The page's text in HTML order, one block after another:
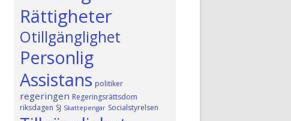
Rättigheter
Otillgänglighet
Personlig
Assistans politiker
regeringen Regeringsrättsdom
riksdagen SJ Skattepengar Socialstyrelsen